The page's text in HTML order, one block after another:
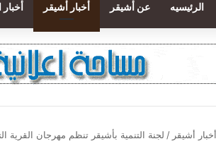
الرئيسيه عن أشيقر أخبار أشيقر
أخبار أشيقر / لجنة التنمية بأشيقر تنظم مهرجان القرية